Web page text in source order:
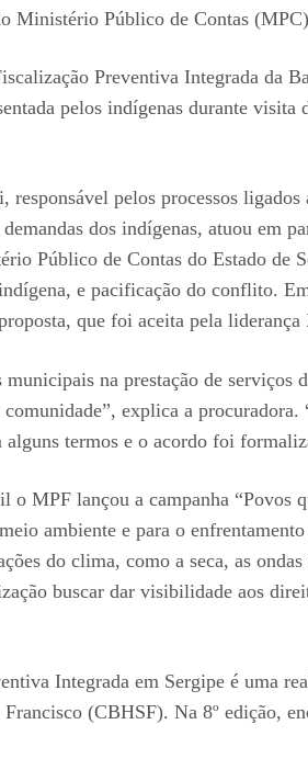
Ministério Público de Contas
Preventiva Integrada da
pelos indígenas durante
pelos processos
dos indígenas, atuou em
Público de Contas do Estado de
e pacificação do conflito.
que foi aceita pela liderança
na prestação de
explica a
alguns termos e o acordo foi
o MPF lançou a campanha “Povos
ambiente e para o
do clima, como a seca, as
buscar dar visibilidade aos
Integrada em Sergipe é uma
(CBHSF). Na 8º edição,